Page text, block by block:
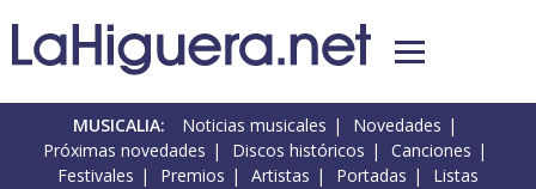
MUSICALIA: Noticias musicales
Novedades
Próximas novedades
Discos históricos
Canciones
Festivales
Premios Artistas Portadas Listas